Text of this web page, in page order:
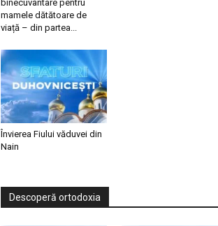
binecuvântare pentru
mamele dătătoare de
viață – din partea...
Învierea Fiului văduvei din
Nain
Descoperă ortodoxia